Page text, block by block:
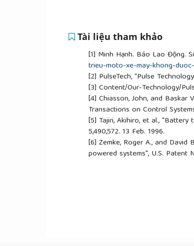
Tài liệu tham khảo
[1] Minh Hạnh. Báo Lao Động.
trieu-moto-xe-may-khong-
[2] PulseTech, “Pulse
[3] Content/Our-Technology/
[4] Chiasson, John, and
Transactions on Control
[5] Tajiri, Akihiro, et al.,
5,490,572. 13 Feb. 1996.
[6] Zemke, Roger A., and
powered systems", U.S. Patent